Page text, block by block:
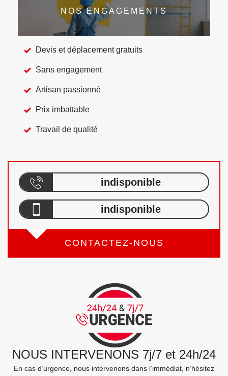
NOS ENGAGEMENTS
Devis et déplacement gratuits
Sans engagement
Artisan passionné
Prix imbattable
Travail de qualité
indisponible
indisponible
CONTACTEZ-NOUS
NOUS INTERVENONS 7j/7 et 24h/24
En cas d’urgence, nous intervenons dans l’immédiat, n’hésitez